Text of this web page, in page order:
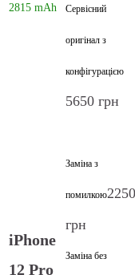
2815 mAh Сервісний
оригінал з
конфігурацією
5650 грн
iPhone
12 Pro
Заміна з
помилкою2250
грн
Заміна без